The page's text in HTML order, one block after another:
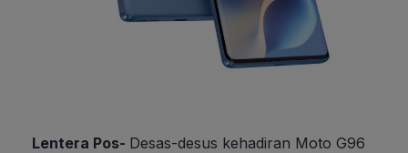
Lentera Pos- Desas-desus kehadiran Moto G96